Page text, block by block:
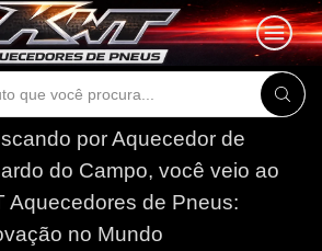
Search
por Aquecedor de
do Campo, você veio ao
Aquecedores de Pneus:
no Mundo